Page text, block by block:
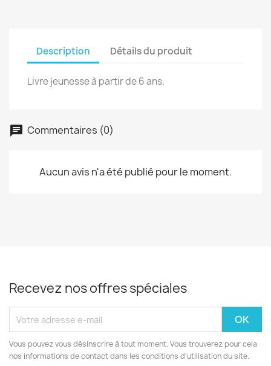
Description Détails du produit
Livre jeunesse à partir de 6 ans.
Commentaires (0)
Aucun avis n'a été publié pour le moment.
Recevez nos offres spéciales
Vous pouvez vous désinscrire à tout moment. Vous trouverez pour cela
nos informations de contact dans les conditions d'utilisation du site.